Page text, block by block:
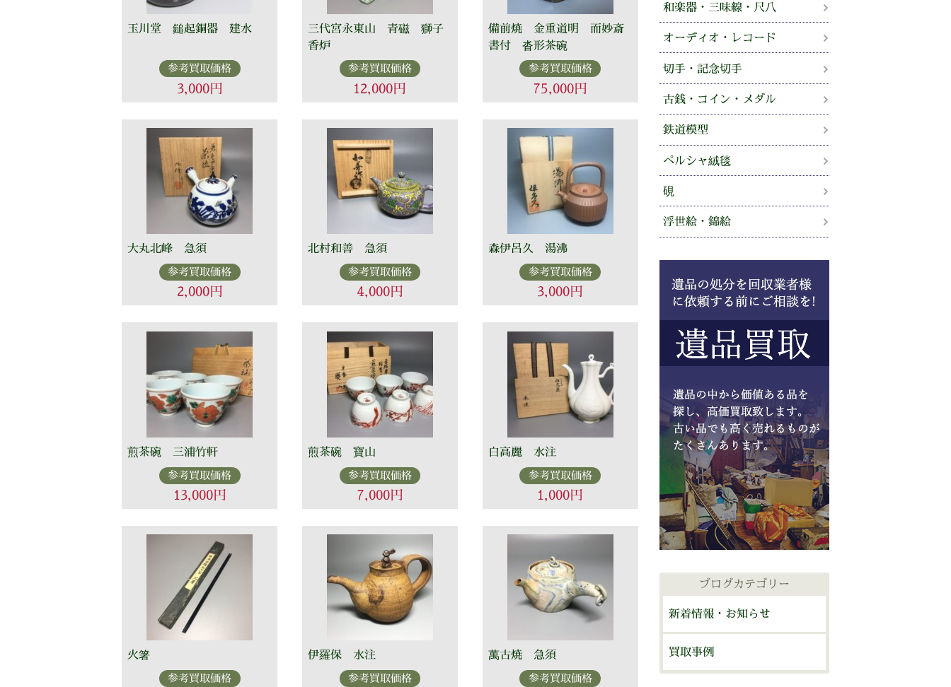
玉川堂 鎚起銅器 建水
参考買取価格
3,000円
三代宮永東山 青磁 獅子
香炉
参考買取価格
12,000円
備前焼 金重道明 而妙斎
書付 沓形茶碗
参考買取価格
75,000円
大丸北峰 急須
参考買取価格
2,000円
北村和善 急須
参考買取価格
4,000円
森伊呂久 湯沸
参考買取価格
3,000円
煎茶碗 三浦竹軒
参考買取価格
13,000円
煎茶碗 寶山
参考買取価格
7,000円
白高麗 水注
参考買取価格
1,000円
火箸
参考買取価格
伊羅保 水注
参考買取価格
萬古焼 急須
参考買取価格
和楽器・三味線・尺八
オーディオ・レコード
切手・記念切手
古銭・コイン・メダル
鉄道模型
ペルシャ絨毯
硯
浮世絵・錦絵
ブログカテゴリー
新着情報・お知らせ
買取事例